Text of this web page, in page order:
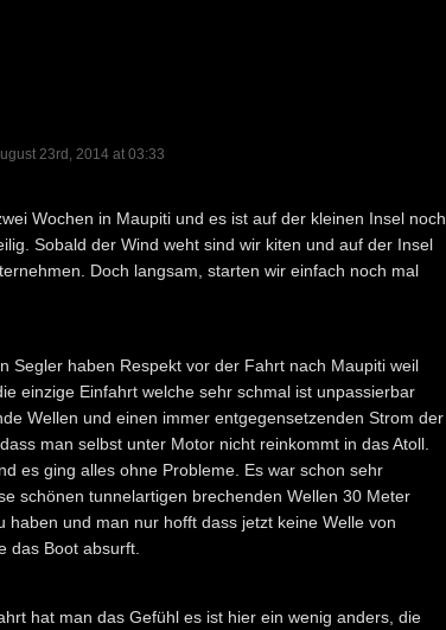
23rd, 2014 at 03:33
Wochen in Maupiti und es ist auf der kleinen Insel noch
Sobald der Wind weht sind wir kiten und auf der Insel
Doch langsam, starten wir einfach noch mal
Segler haben Respekt vor der Fahrt nach Maupiti weil
einzige Einfahrt welche sehr schmal ist unpassierbar
Wellen und einen immer entgegensetzenden Strom der
man selbst unter Motor nicht reinkommt in das Atoll.
es ging alles ohne Probleme. Es war schon sehr
schönen tunnelartigen brechenden Wellen 30 Meter
haben und man nur hofft dass jetzt keine Welle von
das Boot absurft.
hat man das Gefühl es ist hier ein wenig anders, die